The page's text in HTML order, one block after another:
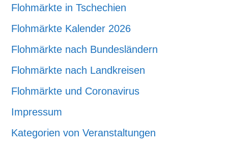
Flohmärkte in Tschechien
Flohmärkte Kalender 2026
Flohmärkte nach Bundesländern
Flohmärkte nach Landkreisen
Flohmärkte und Coronavirus
Impressum
Kategorien von Veranstaltungen